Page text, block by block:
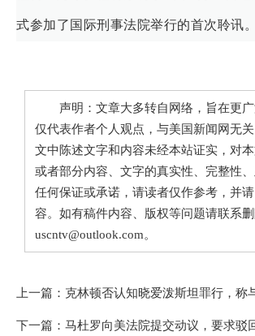
式参加了国际刑事法院举行的首次聆讯。
声明：文章大多转自网络，旨在更广
仅代表作者个人观点，与美国新闻网无
文中陈述文字和内容未经本站证实，对
或者部分内容、文字的真实性、完整性
任何保证或承诺，请读者仅作参考，并
容。如有稿件内容、版权等问题请联系删
uscntv@outlook.com。
上一篇： 克林顿否认知晓爱泼斯坦罪行，称
下一篇： 马杜罗向美法院提交动议，要求驳